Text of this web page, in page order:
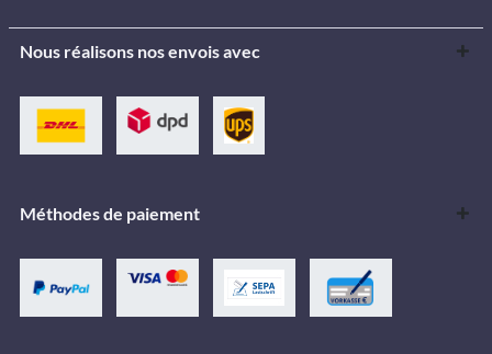
Nous réalisons nos envois avec
Méthodes de paiement